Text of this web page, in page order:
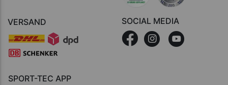
VERSAND SOCIAL MEDIA
SPORT-TEC APP